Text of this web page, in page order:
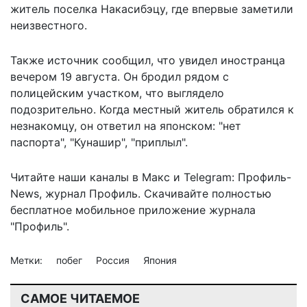
житель поселка Накасибэцу, где впервые заметили
неизвестного.
Также источник сообщил, что увидел иностранца
вечером 19 августа. Он бродил рядом с
полицейским участком, что выглядело
подозрительно. Когда местный житель обратился к
незнакомцу, он ответил на японском: "нет
паспорта", "Кунашир", "приплыл".
Читайте наши каналы в Макс и Telegram: Профиль-
News, журнал Профиль. Скачивайте полностью
бесплатное мобильное приложение журнала
"Профиль".
Метки: побег Россия Япония
САМОЕ ЧИТАЕМОЕ